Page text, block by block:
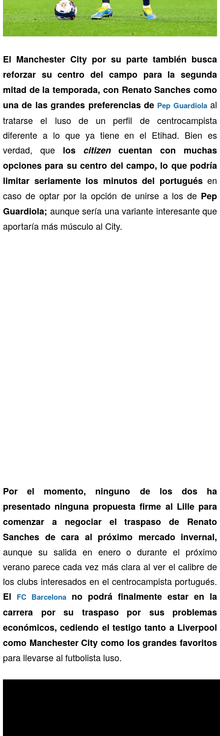
El Manchester City por su parte también busca
reforzar su centro del campo para la segunda
mitad de la temporada, con Renato Sanches como
una de las grandes preferencias de Pep Guardiolaal
tratarse el luso de un perfil de centrocampista
diferente a lo que ya tiene en el Etihad. Bien es
verdad, que los citizencuentan con muchas
opciones para su centro del campo, lo que podría
limitar seriamente los minutos del portuguésen
caso de optar por la opción de unirse a los de Pep
Guardiola; aunque sería una variante interesante que
aportaría más músculo al City.
Por el momento, ninguno de los dos ha
presentado ninguna propuesta firme al Lille para
comenzar a negociar el traspaso de Renato
Sanches de cara al próximo mercado invernal,
aunque su salida en enero o durante el próximo
verano parece cada vez más clara al ver el calibre de
los clubs interesados en el centrocampista portugués.
El FC Barcelona no podrá finalmente estar en la
carrera por su traspaso por sus problemas
económicos, cediendo el testigo tanto a Liverpool
como Manchester City como los grandes favoritos
para llevarse al futbolista luso.